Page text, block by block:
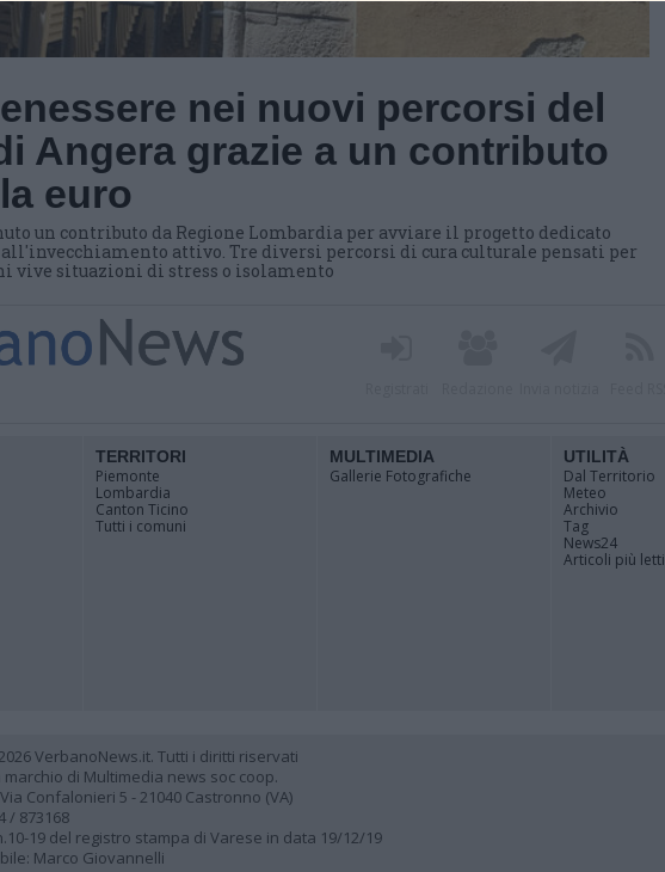
nei nuovi percorsi del
Angera grazie a un contributo
euro
un contributo da Regione Lombardia per avviare il progetto dedicato
attivo. Tre diversi percorsi di cura culturale pensati per
vive situazioni di stress o isolamento
TERRITORI
Piemonte
Lombardia
Canton Ticino
Tutti i comuni
MULTIMEDIA
Gallerie Fotografiche
UTILITÀ
Dal Territorio
Meteo
Archivio
Tag
News24
Articoli più letti
VerbanoNews.it. Tutti i diritti riservati
di Multimedia news soc coop.
Via Confalonieri 5 - 21040 Castronno (VA)
/ 873168
19 del registro stampa di Varese in data 19/12/19
Marco Giovannelli